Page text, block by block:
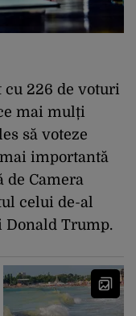
cu 226 de voturi
mai mulți
să voteze
importantă
de Camera
celui de-al
Donald Trump.